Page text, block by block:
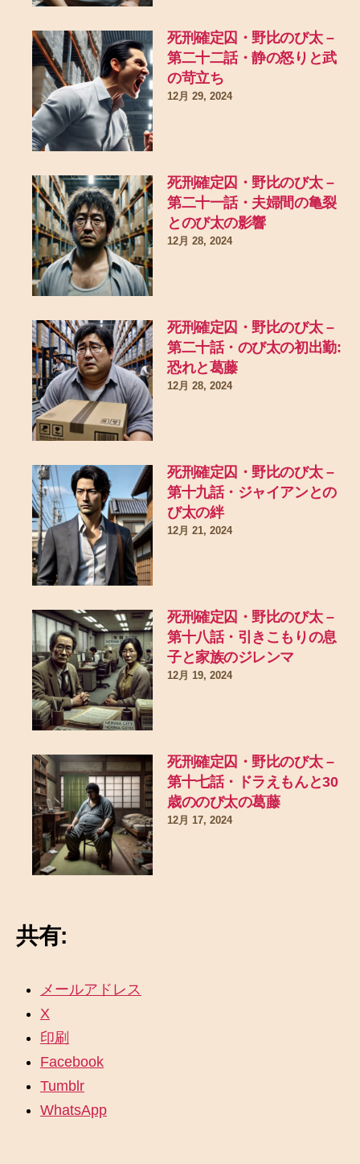
死刑確定囚・野比のび太 –
第二十二話・静の怒りと武
の苛立ち
12月 29, 2024
死刑確定囚・野比のび太 –
第二十一話・夫婦間の亀裂
とのび太の影響
12月 28, 2024
死刑確定囚・野比のび太 –
第二十話・のび太の初出勤:
恐れと葛藤
12月 28, 2024
死刑確定囚・野比のび太 –
第十九話・ジャイアンとの
び太の絆
12月 21, 2024
死刑確定囚・野比のび太 –
第十八話・引きこもりの息
子と家族のジレンマ
12月 19, 2024
死刑確定囚・野比のび太 –
第十七話・ドラえもんと30
歳ののび太の葛藤
12月 17, 2024
共有:
メールアドレス
X
印刷
Facebook
Tumblr
WhatsApp